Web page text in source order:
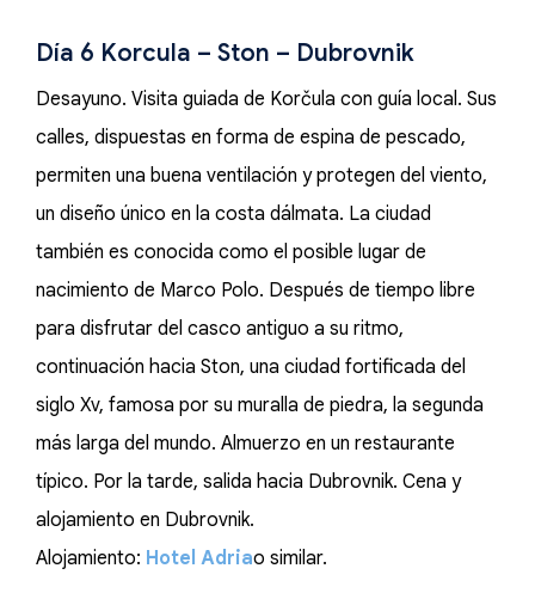
Día 6 Korcula – Ston – Dubrovnik
Desayuno. Visita guiada de Korčula con guía local. Sus
calles, dispuestas en forma de espina de pescado,
permiten una buena ventilación y protegen del viento,
un diseño único en la costa dálmata. La ciudad
también es conocida como el posible lugar de
nacimiento de Marco Polo. Después de tiempo libre
para disfrutar del casco antiguo a su ritmo,
continuación hacia Ston, una ciudad fortificada del
siglo Xv, famosa por su muralla de piedra, la segunda
más larga del mundo. Almuerzo en un restaurante
típico. Por la tarde, salida hacia Dubrovnik. Cena y
alojamiento en Dubrovnik.
Alojamiento: Hotel Adriao similar.